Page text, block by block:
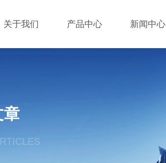
关于我们 产品中心 新闻中心
章